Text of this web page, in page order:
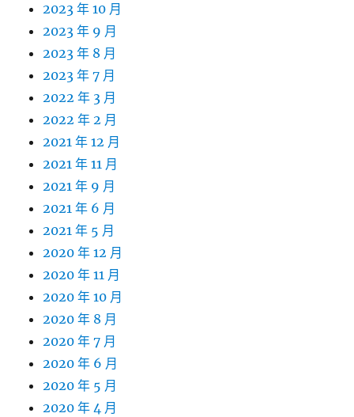
2023 年 10 月
2023 年 9 月
2023 年 8 月
2023 年 7 月
2022 年 3 月
2022 年 2 月
2021 年 12 月
2021 年 11 月
2021 年 9 月
2021 年 6 月
2021 年 5 月
2020 年 12 月
2020 年 11 月
2020 年 10 月
2020 年 8 月
2020 年 7 月
2020 年 6 月
2020 年 5 月
2020 年 4 月